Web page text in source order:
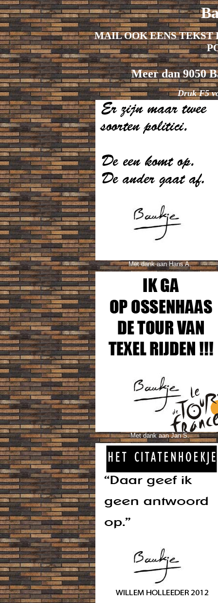
MAIL OOK EENS TEKST
Meer dan 9050
Druk F5
Met dank aan Hans A.
Met dank aan Jan S.